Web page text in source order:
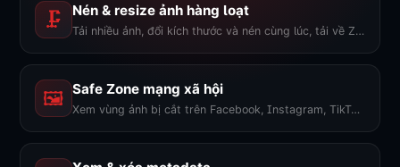
🗜️ Nén & resize ảnh hàng loạt
Tải nhiều ảnh, đổi kích thước và nén cùng lúc, tải về ZIP.
🖼️ Safe Zone mạng xã hội
Xem vùng ảnh bị cắt trên Facebook, Instagram, TikTok, YouTube...